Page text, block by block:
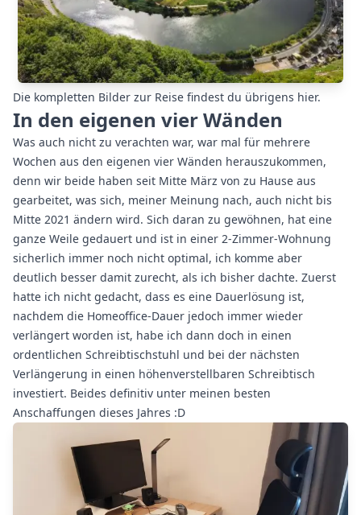
Die kompletten Bilder zur Reise findest du übrigens hier.
In den eigenen vier Wänden
Was auch nicht zu verachten war, war mal für mehrere
Wochen aus den eigenen vier Wänden herauszukommen,
denn wir beide haben seit Mitte März von zu Hause aus
gearbeitet, was sich, meiner Meinung nach, auch nicht bis
Mitte 2021 ändern wird. Sich daran zu gewöhnen, hat eine
ganze Weile gedauert und ist in einer 2-Zimmer-Wohnung
sicherlich immer noch nicht optimal, ich komme aber
deutlich besser damit zurecht, als ich bisher dachte. Zuerst
hatte ich nicht gedacht, dass es eine Dauerlösung ist,
nachdem die Homeoffice-Dauer jedoch immer wieder
verlängert worden ist, habe ich dann doch in einen
ordentlichen Schreibtischstuhl und bei der nächsten
Verlängerung in einen höhenverstellbaren Schreibtisch
investiert. Beides definitiv unter meinen besten
Anschaffungen dieses Jahres :D